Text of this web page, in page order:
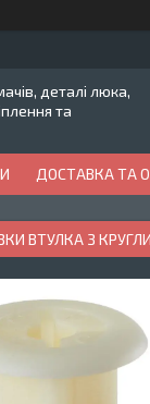
деталі люка,
та
ДОСТАВКА ТА
ВТУЛКА З